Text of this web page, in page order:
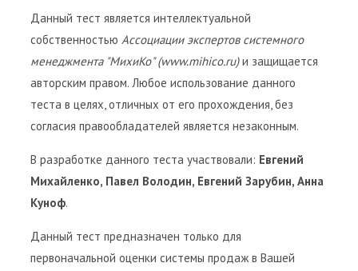
Данный тест является интеллектуальной
собственностью Ассоциации экспертов системного
менеджмента "МихиКо" (www.mihico.ru)и защищается
авторским правом. Любое использование данного
теста в целях, отличных от его прохождения, без
согласия правообладателей является незаконным.
В разработке данного теста участвовали: Евгений
Михайленко, Павел Володин, Евгений Зарубин, Анна
Куноф.
Данный тест предназначен только для
первоначальной оценки системы продаж в Вашей